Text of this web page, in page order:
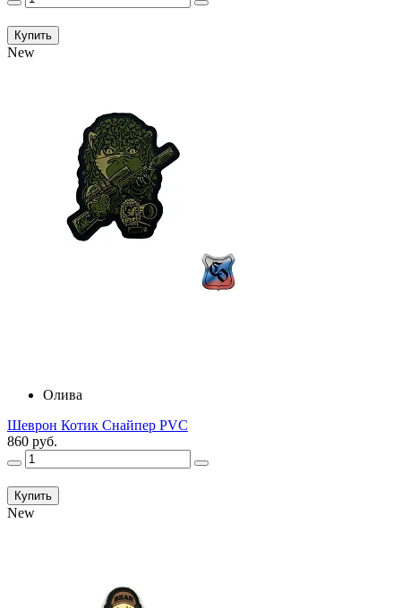
Купить
New
Олива
Шеврон Котик Снайпер PVC
860 руб.
Купить
New